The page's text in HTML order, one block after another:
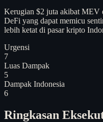
Kerugian $2 juta akibat
DeFi yang dapat memicu
lebih ketat di pasar kripto
Urgensi
7
Luas Dampak
5
Dampak Indonesia
6
Ringkasan